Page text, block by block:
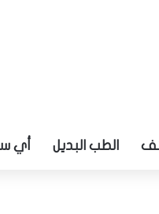
الطب البديل أي